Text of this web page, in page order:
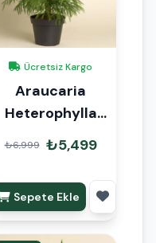
Ücretsiz Kargo
Araucaria
Heterophylla
Arokarya Çam
110-120cm
₺6,999 ₺5,499
Sepete Ekle